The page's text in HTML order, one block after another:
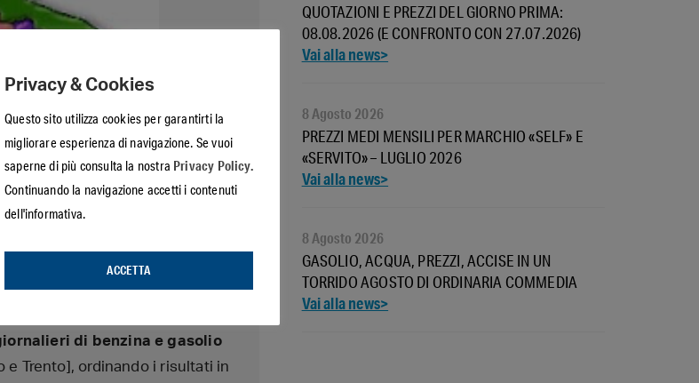
Ministero dello sviluppo
di benzina e gasolio
e Trento], ordinando i risultati in
QUOTAZIONI E PREZZI DEL GIORNO PRIMA:
08.08.2026 (E CONFRONTO CON 27.07.2026)
PREZZI MEDI MENSILI PER MARCHIO «SELF» E
«SERVITO» – LUGLIO 2026
8 Agosto 2026
GASOLIO, ACQUA, PREZZI, ACCISE IN UN
TORRIDO AGOSTO DI ORDINARIA COMMEDIA
8 Agosto 2026
Privacy & Cookies
Questo sito utilizza cookies per garantirti la
migliorare esperienza di navigazione. Se vuoi
saperne di più consulta la nostra Privacy Policy.
Continuando la navigazione accetti i contenuti
dell'informativa.
ACCETTA